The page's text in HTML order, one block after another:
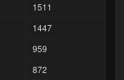
1511
1447
959
872